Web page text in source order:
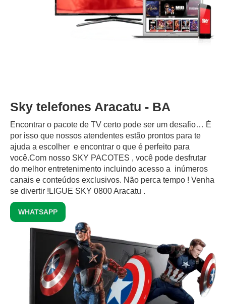
Sky telefones Aracatu - BA
Encontrar o pacote de TV certo pode ser um desafio… É
por isso que nossos atendentes estão prontos para te
ajuda a escolher e encontrar o que é perfeito para
você.Com nosso SKY PACOTES , você pode desfrutar
do melhor entretenimento incluindo acesso a inúmeros
canais e conteúdos exclusivos.‍ Não perca tempo ! Venha
se divertir !LIGUE SKY 0800 Aracatu .
WHATSAPP